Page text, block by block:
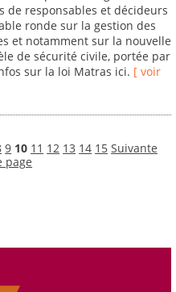
de responsables et décideurs
ronde sur la gestion des
et notamment sur la nouvelle
de sécurité civile, portée par
sur la loi Matras ici. [ voir
9 10 11 12 13 14 15 Suivante
page